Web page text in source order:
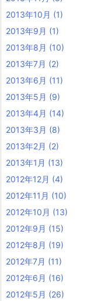
2013年10月 (1)
2013年9月 (1)
2013年8月 (10)
2013年7月 (2)
2013年6月 (11)
2013年5月 (9)
2013年4月 (14)
2013年3月 (8)
2013年2月 (2)
2013年1月 (13)
2012年12月 (4)
2012年11月 (10)
2012年10月 (13)
2012年9月 (15)
2012年8月 (19)
2012年7月 (11)
2012年6月 (16)
2012年5月 (26)